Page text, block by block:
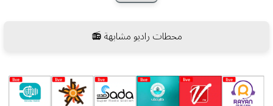
محطات راديو مشابهة 📻